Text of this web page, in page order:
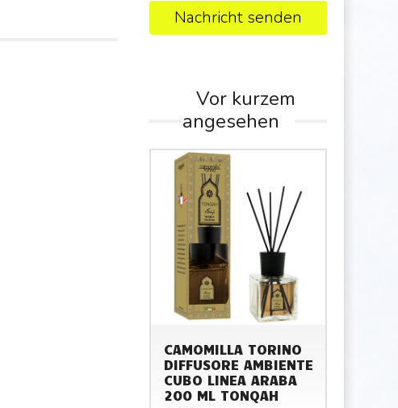
Nachricht senden
Vor kurzem
angesehen
CAMOMILLA TORINO
DIFFUSORE AMBIENTE
CUBO LINEA ARABA
200 ML TONQAH